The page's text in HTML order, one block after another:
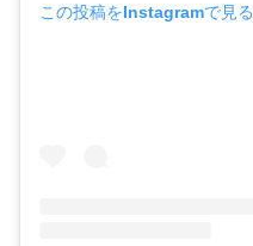
この投稿をInstagramで見る